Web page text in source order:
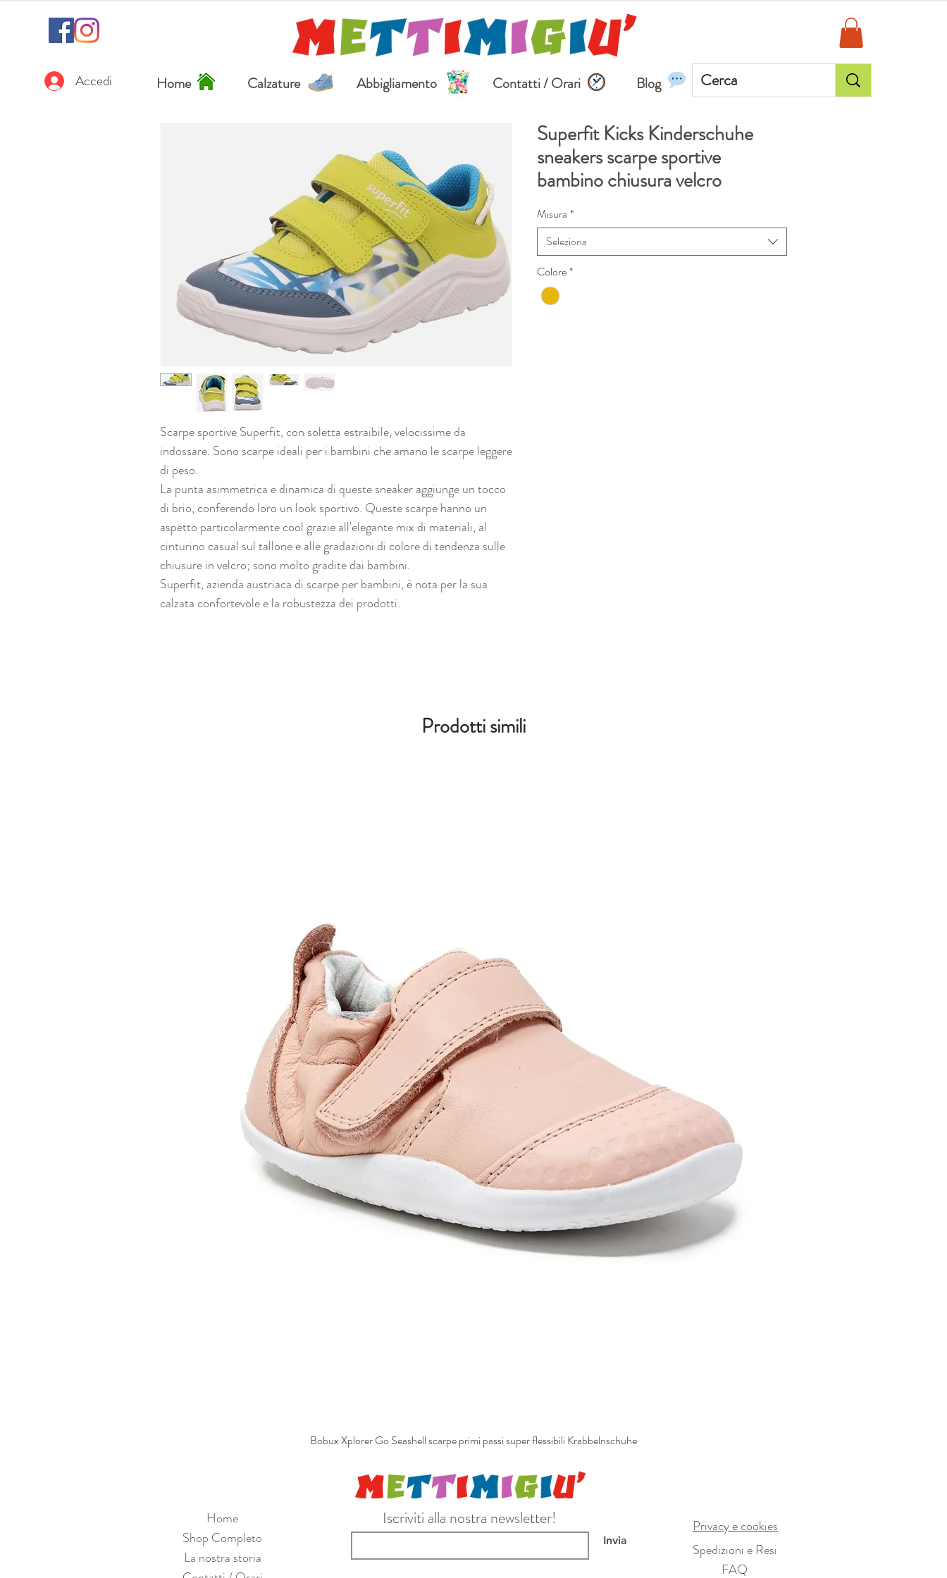
Accedi Home Calzature Abbigliamento Contatti / Orari Blog
Scarpe sportive Superfit, con soletta estraibile, velocissime da
indossare. Sono scarpe ideali per i bambini che amano le scarpe leggere
di peso.
La punta asimmetrica e dinamica di queste sneaker aggiunge un tocco
di brio, conferendo loro un look sportivo. Queste scarpe hanno un
aspetto particolarmente cool grazie all'elegante mix di materiali, al
cinturino casual sul tallone e alle gradazioni di colore di tendenza sulle
chiusure in velcro; sono molto gradite dai bambini.
Superfit, azienda austriaca di scarpe per bambini, è nota per la sua
calzata confortevole e la robustezza dei prodotti.
Superfit Kicks Kinderschuhe
sneakers scarpe sportive
bambino chiusura velcro
Misura *
Seleziona
Colore*
Prodotti simili
Bobux Xplorer Go Seashell scarpe primi passi super flessibili Krabbelnschuhe
Home
Shop Completo
La nostra storia
Iscriviti alla nostra newsletter!
Invia
Privacy e cookies
Spedizioni e Resi
FAQ